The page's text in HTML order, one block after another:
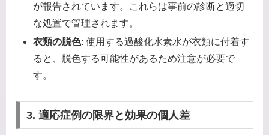
が報告されています。これらは事前の診断と適切
な処置で管理されます。
衣類の脱色: 使用する過酸化水素水が衣類に付着す
ると、脱色する可能性があるため注意が必要で
す。
3. 適応症例の限界と効果の個人差